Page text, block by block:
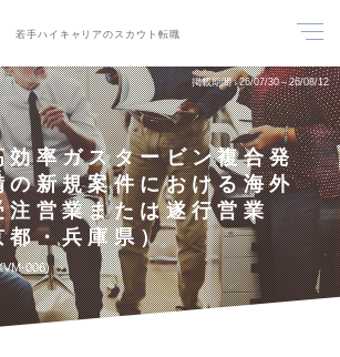
若手ハイキャリアのスカウト転職
掲載期間 26/07/30～26/08/12
効率ガスタービン複合発
の新規案件における海外
注営業または遂行営業
都・兵庫県）
006